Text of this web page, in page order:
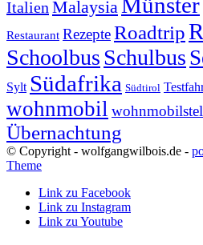
Italien Malaysia
Restaurant RezepteRoadtrip
SchoolbusSchulbus
Sylt Südafrika Südtirol
wohnmobil
Übernachtung
© Copyright - wolfgangwilbois.de -
Theme
Link zu Facebook
Link zu Instagram
Link zu Youtube